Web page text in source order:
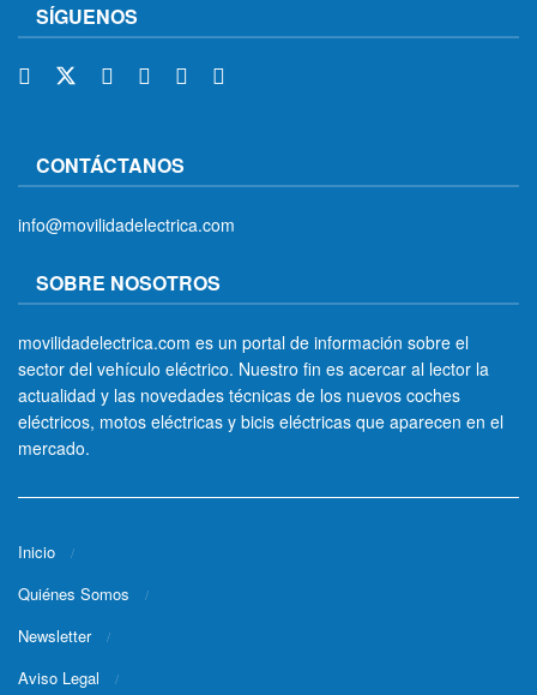
SÍGUENOS
CONTÁCTANOS
info@movilidadelectrica.com
SOBRE NOSOTROS
movilidadelectrica.com es un portal de información sobre el
sector del vehículo eléctrico. Nuestro fin es acercar al lector la
actualidad y las novedades técnicas de los nuevos coches
eléctricos, motos eléctricas y bicis eléctricas que aparecen en el
mercado.
Inicio
Quiénes Somos
Newsletter
Aviso Legal